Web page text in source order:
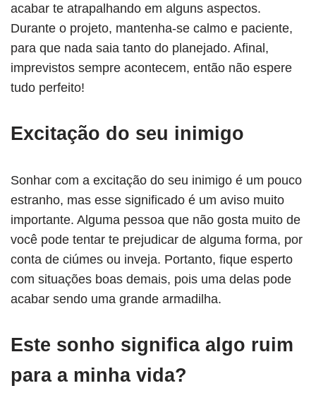
acabar te atrapalhando em alguns aspectos.
Durante o projeto, mantenha-se calmo e paciente,
para que nada saia tanto do planejado. Afinal,
imprevistos sempre acontecem, então não espere
tudo perfeito!
Excitação do seu inimigo
Sonhar com a excitação do seu inimigo é um pouco
estranho, mas esse significado é um aviso muito
importante. Alguma pessoa que não gosta muito de
você pode tentar te prejudicar de alguma forma, por
conta de ciúmes ou inveja. Portanto, fique esperto
com situações boas demais, pois uma delas pode
acabar sendo uma grande armadilha.
Este sonho significa algo ruim
para a minha vida?